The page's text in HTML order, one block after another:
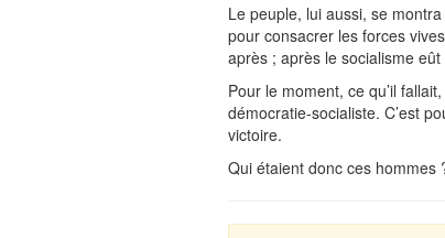
Le peuple, lui aussi, se
pour consacrer les forces
après ; après le socialisme
Pour le moment, ce qu’il
démocratie-socialiste. C’est
victoire.
Qui étaient donc ces hommes